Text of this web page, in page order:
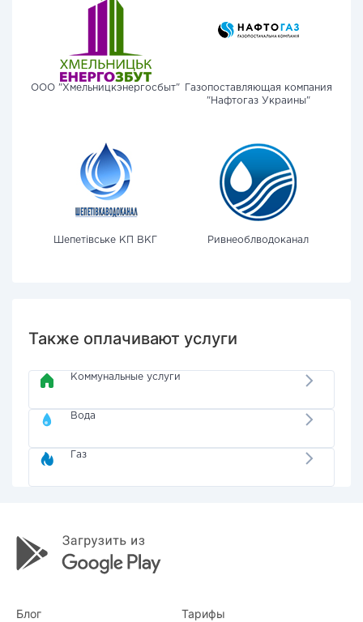
ООО "Хмельницкэнергосбыт"
Газопоставляющая компания
"Нафтогаз Украины"
Шепетівське КП ВКГ Ривнеоблводоканал
Также оплачивают услуги
Коммунальные услуги
Вода
Газ
Блог Тарифы